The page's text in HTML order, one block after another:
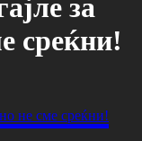
за
среќни!